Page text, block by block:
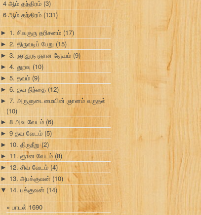
4 ஆம் தந்திரம் (3)
6 ஆம் தந்திரம் (131)
► 1. சிவகுரு தரிசனம் (17)
► 2. திருவடிப் பேறு (15)
► 3. ஞாதுரு ஞான ஞேயம் (9)
► 4. துறவு (10)
► 5. தவம் (9)
► 6. தவ நிந்தை (12)
► 7. அருளுடைமையின் ஞானம் வருதல்
(10)
► 8 அவ வேடம் (6)
► 9 தவ வேடம் (5)
► 10. திருநீறு(2)
► 11. ஞான வேடம் (8)
► 12. சிவ வேடம்(4)
► 13. அபக்குவன் (10)
▼ 14. பக்குவன் (14)
பாடல் 1690